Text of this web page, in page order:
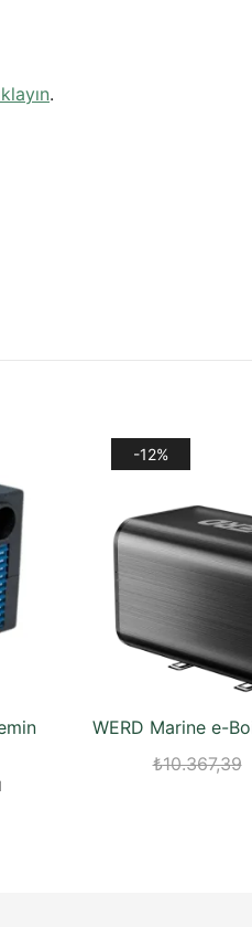
.
-12%
WERD Marine e-
₺10.367,39